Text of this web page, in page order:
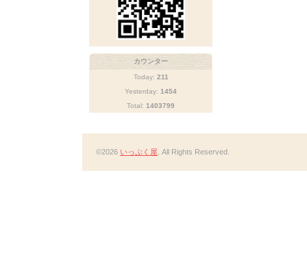
カウンター
Today: 211
Yesterday: 1454
Total: 1403799
©2026 いっぷく屋 . All Rights Reserved.